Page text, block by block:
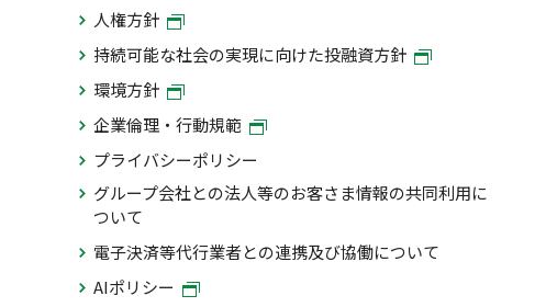
人権方針
持続可能な社会の実現に向けた投融資方針
環境方針
企業倫理・行動規範
プライバシーポリシー
グループ会社との法人等のお客さま情報の共同利用に
ついて
電子決済等代行業者との連携及び協働について
AIポリシー